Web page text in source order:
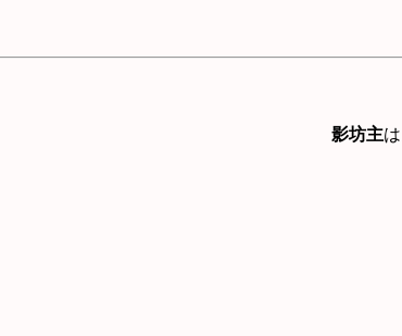
影坊主は